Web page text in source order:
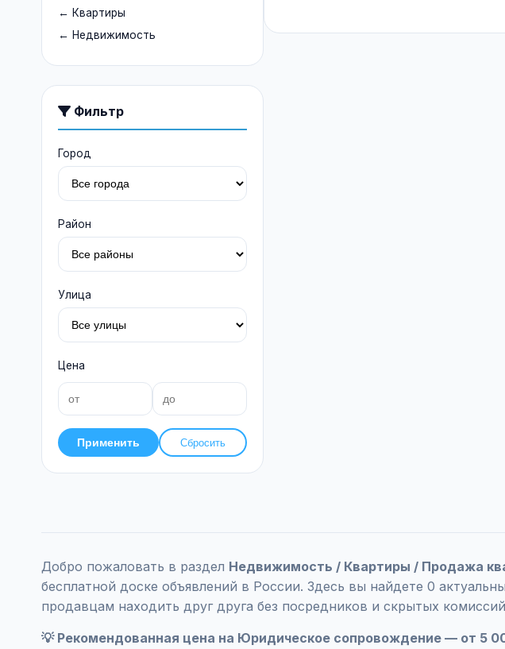
← Квартиры
← Недвижимость
Фильтр
Город
Район
Улица
Цена
Применить Сбросить
Добро пожаловать в раздел Недвижимость / Квартиры / Продажа
бесплатной доске объявлений в России. Здесь вы найдете 0
продавцам находить друг друга без посредников и скрытых
💡 Рекомендованная цена на Юридическое сопровождение — от 5